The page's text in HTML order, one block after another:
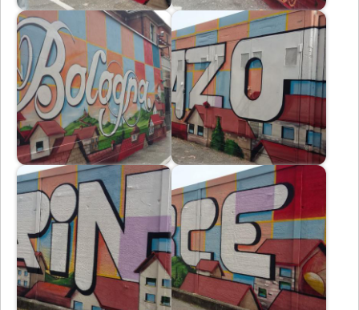
Immagine Immagine
Immagine Immagine